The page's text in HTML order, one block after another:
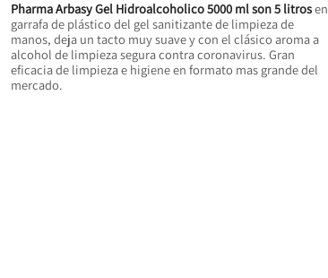
Pharma Arbasy Gel Hidroalcoholico 5000 ml son 5 litrosen
garrafa de plástico del gel sanitizante de limpieza de
manos, deja un tacto muy suave y con el clásico aroma a
alcohol de limpieza segura contra coronavirus. Gran
eficacia de limpieza e higiene en formato mas grande del
mercado.